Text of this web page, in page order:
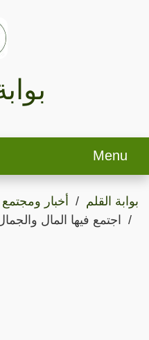
Menu
بوابة القلم
أخبار ومجتمع
اجتمع فيها المال